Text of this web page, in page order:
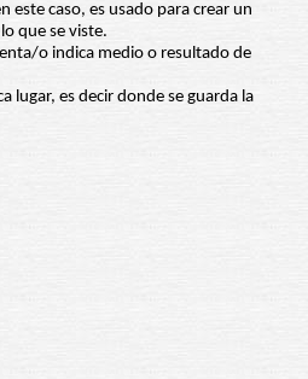
este caso, es usado para crear un
que se viste.
o indica medio o resultado de
lugar, es decir donde se guarda la